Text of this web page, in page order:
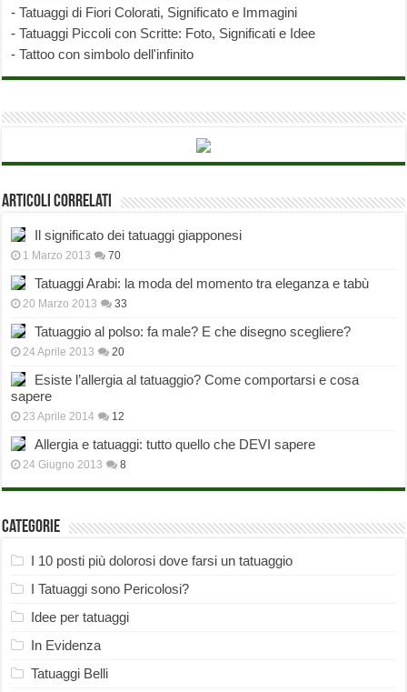
-Tatuaggi di Fiori Colorati, Significato e Immagini
-Tatuaggi Piccoli con Scritte: Foto, Significati e Idee
-Tattoo con simbolo dell'infinito
Articoli correlati
Il significato dei tatuaggi giapponesi
1 Marzo 2013 70
Tatuaggi Arabi: la moda del momento tra eleganza e tabù
20 Marzo 2013 33
Tatuaggio al polso: fa male? E che disegno scegliere?
24 Aprile 2013 20
Esiste l’allergia al tatuaggio? Come comportarsi e cosa
sapere
23 Aprile 2014 12
Allergia e tatuaggi: tutto quello che DEVI sapere
24 Giugno 2013 8
Categorie
I 10 posti più dolorosi dove farsi un tatuaggio
I Tatuaggi sono Pericolosi?
Idee per tatuaggi
In Evidenza
Tatuaggi Belli